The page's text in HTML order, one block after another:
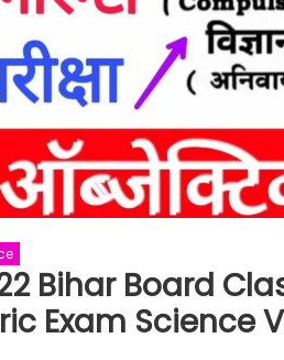
Bihar Board
Exam Science